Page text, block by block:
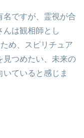
名ですが、霊視が合
んは観相師とし
め、スピリチュア
見つめたい、未来の
ていると感じま